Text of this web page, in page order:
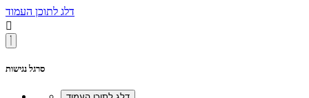
דלג לתוכן העמוד

סרגל נגישות